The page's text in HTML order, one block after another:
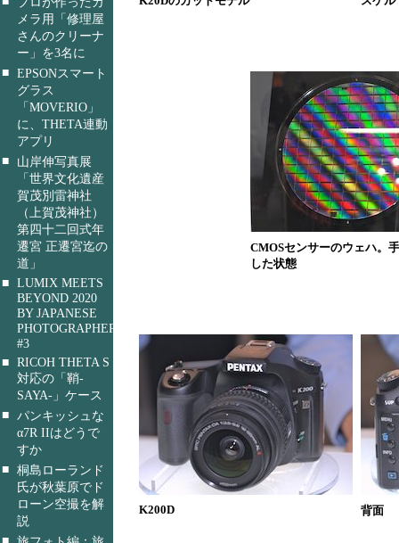
メラ用「修理屋
さんのクリーナ
ー」を3名に
■ EPSONスマート
グラス
「MOVERIO」
に、THETA連動
アプリ
■
山岸伸写真展
「世界文化遺産
賀茂別雷神社
（上賀茂神社）
第四十二回式年
遷宮 正遷宮迄の
道」
■ LUMIX MEETS
BEYOND 2020
BY JAPANESE
PHOTOGRAPHERS
#3
■ RICOH THETA S
対応の「鞘-
SAYA-」ケース
■ パンキッシュな
α7R IIはどうで
すか
■ 桐島ローランド
氏が秋葉原でド
ローン空撮を解
説
■
CMOSセンサーのウェハ。
した状態
K200D 背面